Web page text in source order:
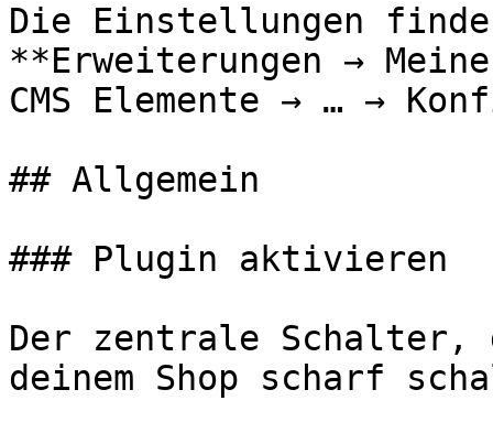
Die Einstellungen
**Erweiterungen →
CMS Elemente → … →
## Allgemein
### Plugin aktivieren
Der zentrale Schalter,
deinem Shop scharf